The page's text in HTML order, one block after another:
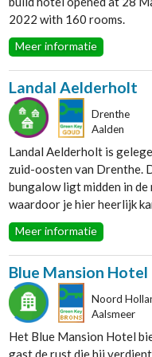
2022 with 160 rooms.
Meer informatie
Landal Aelderholt
Drenthe
Aalden
Landal Aelderholt is
zuid-oosten van Drenthe.
bungalow ligt midden in de
waardoor je hier heerlijk
ontspannen, maar ook
wandelen en fietsen. Vanaf
fietst u naar de
bossen, veen en prachtige
Ook op het park is
beleven. Kinderen kunnen
het indoorspeelparadijs of
razendsnel van
Meer informatie
Blue Mansion Hotel
Noord
Aalsmeer
Het Blue Mansion Hotel
gast de rust die hij